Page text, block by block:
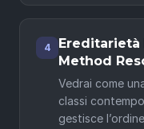
4
Ereditarietà
Method
Vedrai come
classi
gestisce